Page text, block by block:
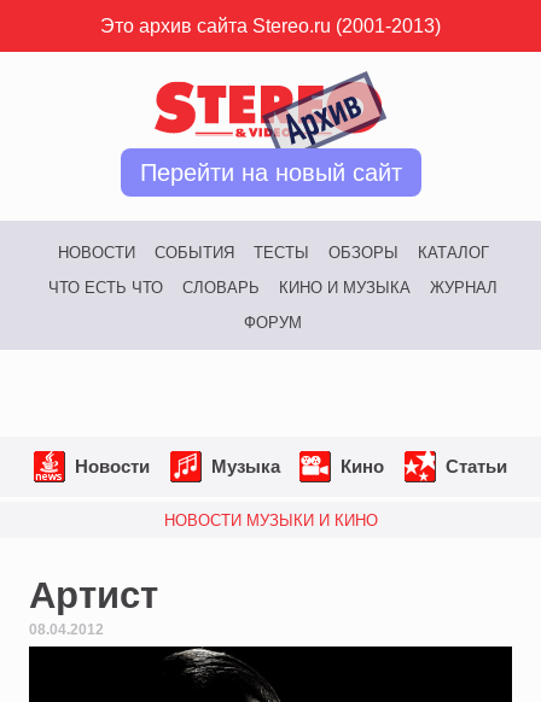
Это архив сайта Stereo.ru (2001-2013)
Перейти на новый сайт
НОВОСТИ СОБЫТИЯ ТЕСТЫ ОБЗОРЫ
КАТАЛОГ
ЧТО ЕСТЬ ЧТО
СЛОВАРЬ КИНО И МУЗЫКА
ЖУРНАЛ
ФОРУМ
Новости Музыка Кино Статьи
НОВОСТИ МУЗЫКИ И КИНО
Артист
08.04.2012